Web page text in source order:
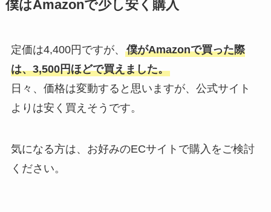
僕はAmazonで少し安く購入
定価は4,400円ですが、 僕がAmazonで買った際
は、3,500円ほどで買えました。
日々、価格は変動すると思いますが、公式サイト
よりは安く買えそうです。
気になる方は、お好みのECサイトで購入をご検討
ください。